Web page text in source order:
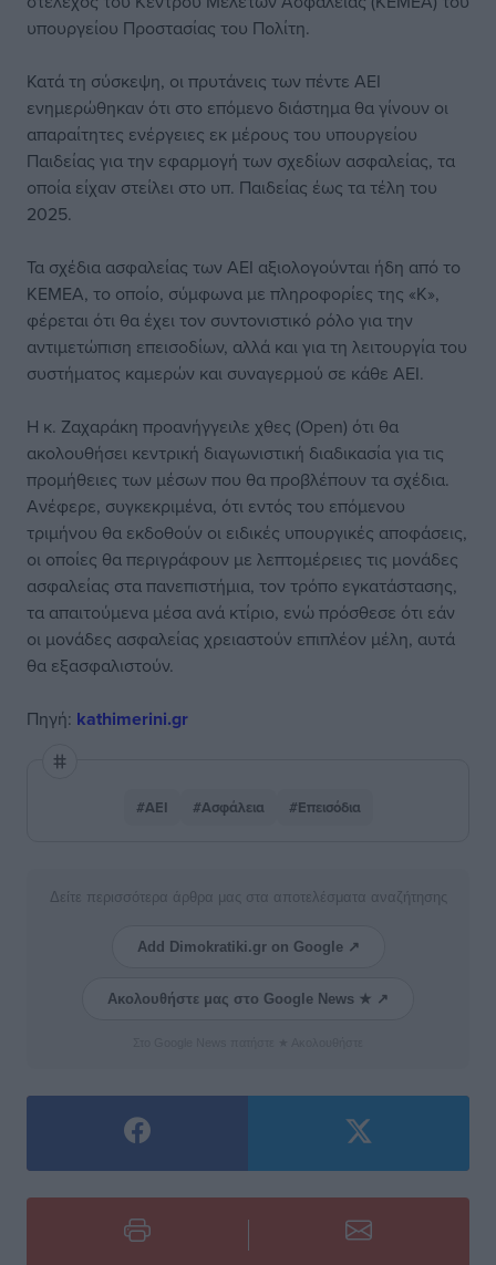
υπουργείου Προστασίας του Πολίτη.
Κατά τη σύσκεψη, οι πρυτάνεις των πέντε ΑΕΙ
ενημερώθηκαν ότι στο επόμενο διάστημα θα γίνουν οι
απαραίτητες ενέργειες εκ μέρους του υπουργείου
Παιδείας για την εφαρμογή των σχεδίων ασφαλείας, τα
οποία είχαν στείλει στο υπ. Παιδείας έως τα τέλη του
2025.
Τα σχέδια ασφαλείας των ΑΕΙ αξιολογούνται ήδη από το
ΚΕΜΕΑ, το οποίο, σύμφωνα με πληροφορίες της «Κ»,
φέρεται ότι θα έχει τον συντονιστικό ρόλο για την
αντιμετώπιση επεισοδίων, αλλά και για τη λειτουργία του
συστήματος καμερών και συναγερμού σε κάθε ΑΕΙ.
Η κ. Ζαχαράκη προανήγγειλε χθες (Οpen) ότι θα
ακολουθήσει κεντρική διαγωνιστική διαδικασία για τις
προμήθειες των μέσων που θα προβλέπουν τα σχέδια.
Ανέφερε, συγκεκριμένα, ότι εντός του επόμενου
τριμήνου θα εκδοθούν οι ειδικές υπουργικές αποφάσεις,
οι οποίες θα περιγράφουν με λεπτομέρειες τις μονάδες
ασφαλείας στα πανεπιστήμια, τον τρόπο εγκατάστασης,
τα απαιτούμενα μέσα ανά κτίριο, ενώ πρόσθεσε ότι εάν
οι μονάδες ασφαλείας χρειαστούν επιπλέον μέλη, αυτά
θα εξασφαλιστούν.
Πηγή: kathimerini.gr
#ΑΕΙ #Ασφάλεια #Επεισόδια
Δείτε περισσότερα άρθρα μας στα αποτελέσματα αναζήτησης
Add Dimokratiki.gr on Google ↗
Ακολουθήστε μας στο Google News ★ ↗